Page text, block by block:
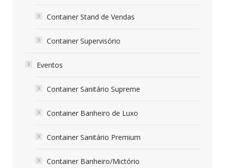
Container Stand de Vendas
Container Supervisório
Eventos
Container Sanitário Supreme
Container Banheiro de Luxo
Container Sanitário Premium
Container Banheiro/Mictório